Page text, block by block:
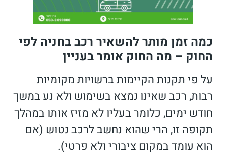
כמה זמן מותר להשאיר רכב בחניה לפי
החוק – מה החוק אומר בעניין
על פי תקנות הקיימות ברשויות מקומיות
רבות, רכב שאינו נמצא בשימוש ולא נע במשך
חודש ימים, כלומר בעליו לא מזיז אותו במהלך
תקופה זו, הרי שהוא נחשב לרכב נטוש (אם
הוא עומד במקום ציבורי ולא פרטי).